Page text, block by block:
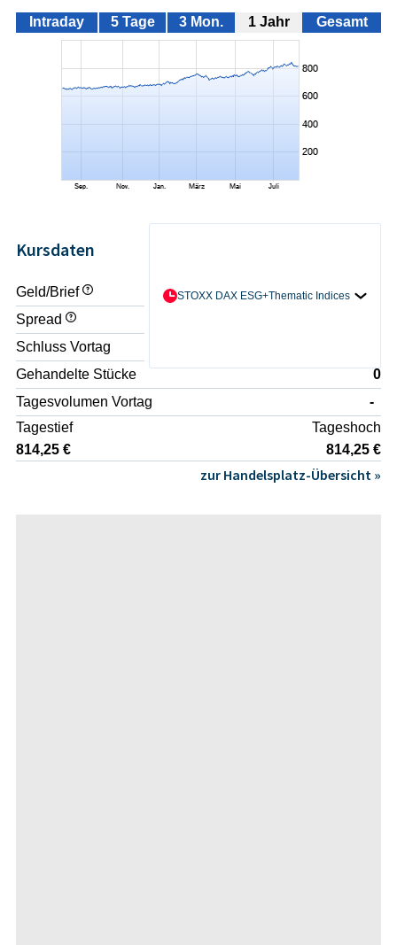
Intraday 5 Tage 3 Mon. 1 Jahr Gesamt
Kursdaten
STOXX DAX ESG+Thematic Indices
Geld/Brief
- / -
Spread
Schluss Vortag
Gehandelte Stücke
0
Tagesvolumen Vortag
-
Tagestief
814,25 €
Tageshoch
814,25 €
zur Handelsplatz-Übersicht »